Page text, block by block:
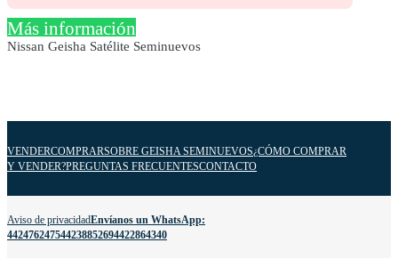
Más información
Nissan Geisha Satélite Seminuevos
VENDERCOMPRARSOBRE GEISHA SEMINUEVOS¿CÓMO COMPRAR
Y VENDER?PREGUNTAS FRECUENTESCONTACTO
Aviso de privacidadEnvíanos un WhatsApp:
442476247544238852694422864340